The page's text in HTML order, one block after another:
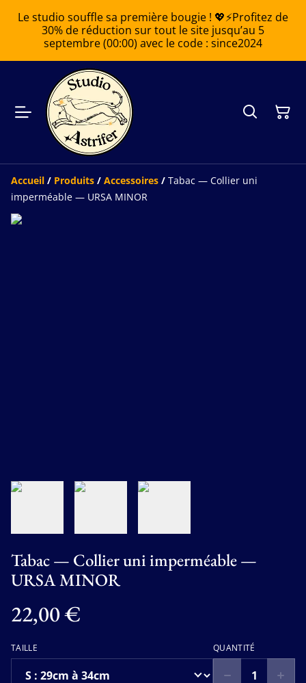
Le studio souffle sa première bougie ! 💖⚡️Profitez de
30% de réduction sur tout le site jusqu’au 5
septembre (00:00) avec le code : since2024
Accueil / Produits / Accessoires / Tabac — Collier uni
imperméable — URSA MINOR
Tabac — Collier uni imperméable —
URSA MINOR
22,00 €
TAILLE QUANTITÉ